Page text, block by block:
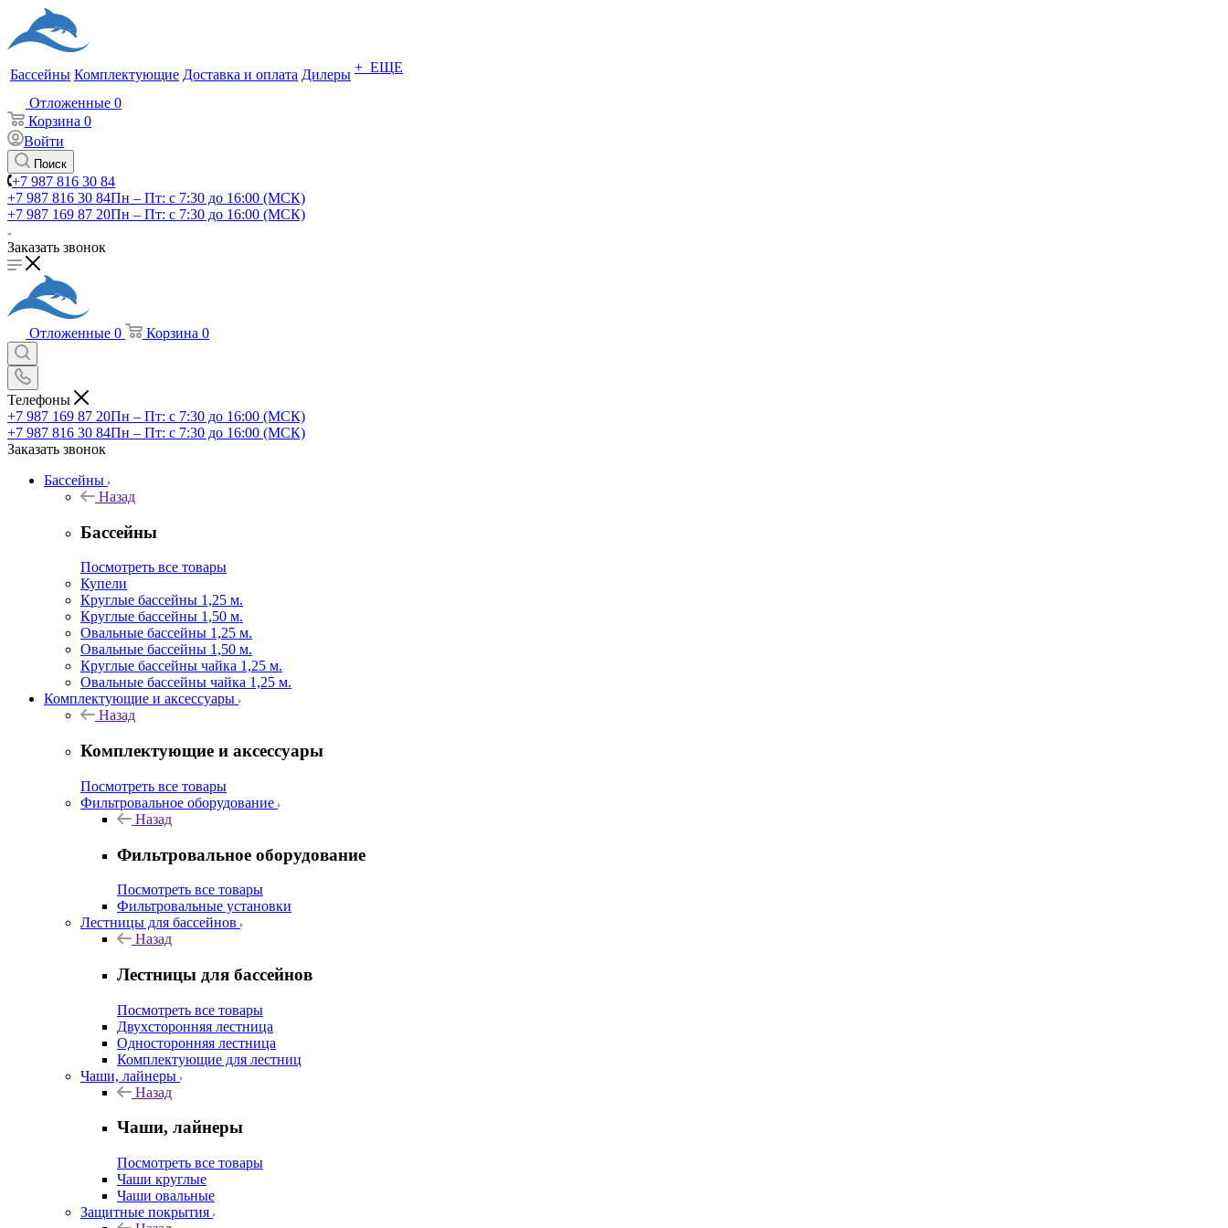
Бассейны Комплектующие Доставка и оплата Дилеры + ЕЩЕ
Отложенные 0
Корзина 0
Войти
Поиск
+7 987 816 30 84
+7 987 816 30 84Пн – Пт: с 7:30 до 16:00 (МСК)
+7 987 169 87 20Пн – Пт: с 7:30 до 16:00 (МСК)
Заказать звонок
Отложенные 0 Корзина 0
Телефоны
+7 987 169 87 20Пн – Пт: с 7:30 до 16:00 (МСК)
+7 987 816 30 84Пн – Пт: с 7:30 до 16:00 (МСК)
Заказать звонок
Бассейны
Назад
Бассейны
Посмотреть все товары
Купели
Круглые бассейны 1,25 м.
Круглые бассейны 1,50 м.
Овальные бассейны 1,25 м.
Овальные бассейны 1,50 м.
Круглые бассейны чайка 1,25 м.
Овальные бассейны чайка 1,25 м.
Комплектующие и аксессуары
Назад
Комплектующие и аксессуары
Посмотреть все товары
Фильтровальное оборудование
Назад
Фильтровальное оборудование
Посмотреть все товары
Фильтровальные установки
Лестницы для бассейнов
Назад
Лестницы для бассейнов
Посмотреть все товары
Двухсторонняя лестница
Односторонняя лестница
Комплектующие для лестниц
Чаши, лайнеры
Назад
Чаши, лайнеры
Посмотреть все товары
Чаши круглые
Чаши овальные
Защитные покрытия